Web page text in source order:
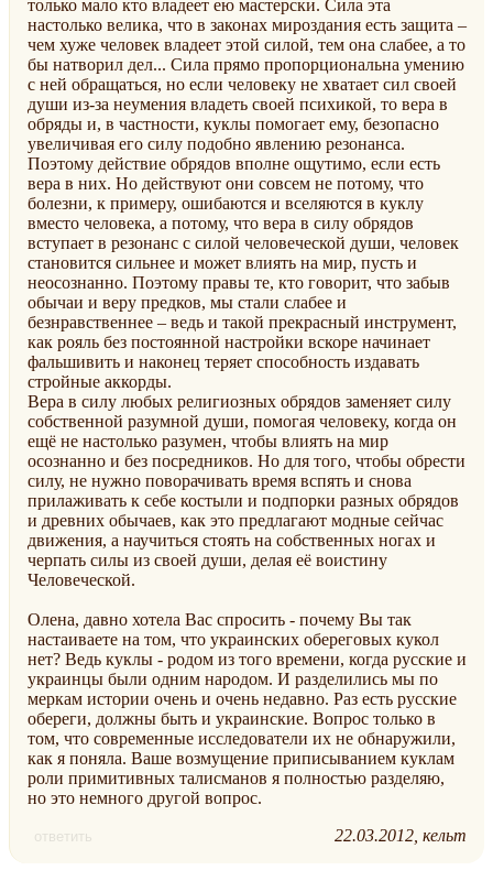
только мало кто владеет ею мастерски. Сила эта
настолько велика, что в законах мироздания есть защита –
чем хуже человек владеет этой силой, тем она слабее, а то
бы натворил дел... Сила прямо пропорциональна умению
с ней обращаться, но если человеку не хватает сил своей
души из-за неумения владеть своей психикой, то вера в
обряды и, в частности, куклы помогает ему, безопасно
увеличивая его силу подобно явлению резонанса.
Поэтому действие обрядов вполне ощутимо, если есть
вера в них. Но действуют они совсем не потому, что
болезни, к примеру, ошибаются и вселяются в куклу
вместо человека, а потому, что вера в силу обрядов
вступает в резонанс с силой человеческой души, человек
становится сильнее и может влиять на мир, пусть и
неосознанно. Поэтому правы те, кто говорит, что забыв
обычаи и веру предков, мы стали слабее и
безнравственнее – ведь и такой прекрасный инструмент,
как рояль без постоянной настройки вскоре начинает
фальшивить и наконец теряет способность издавать
стройные аккорды.
Вера в силу любых религиозных обрядов заменяет силу
собственной разумной души, помогая человеку, когда он
ещё не настолько разумен, чтобы влиять на мир
осознанно и без посредников. Но для того, чтобы обрести
силу, не нужно поворачивать время вспять и снова
прилаживать к себе костыли и подпорки разных обрядов
и древних обычаев, как это предлагают модные сейчас
движения, а научиться стоять на собственных ногах и
черпать силы из своей души, делая её воистину
Человеческой.
Олена, давно хотела Вас спросить - почему Вы так
настаиваете на том, что украинских обереговых кукол
нет? Ведь куклы - родом из того времени, когда русские и
украинцы были одним народом. И разделились мы по
меркам истории очень и очень недавно. Раз есть русские
обереги, должны быть и украинские. Вопрос только в
том, что современные исследователи их не обнаружили,
как я поняла. Ваше возмущение приписыванием куклам
роли примитивных талисманов я полностью разделяю,
но это немного другой вопрос.
ответить 22.03.2012 кельт